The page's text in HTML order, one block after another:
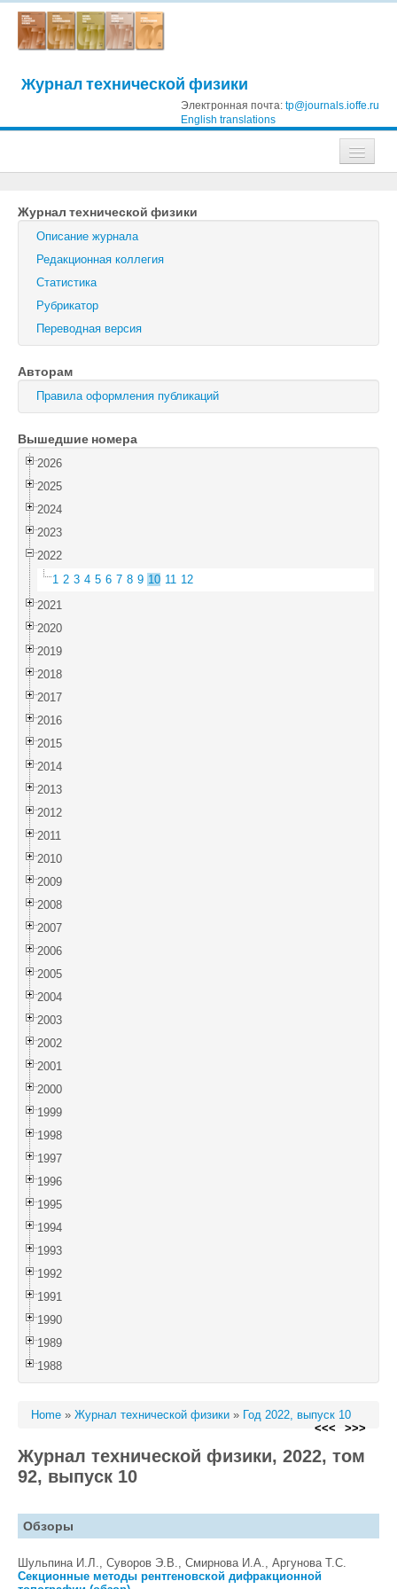
Журнал технической физики
Электронная почта: tp@journals.ioffe.ru
English translations
Журнал технической физики
Письма в Журнал технической физики
Физика твердого тела
Поиск
Журнал технической физики
Описание журнала
Редакционная коллегия
Статистика
Рубрикатор
Переводная версия
Авторам
Правила оформления публикаций
Вышедшие номера
2026
2025
2024
2023
2022
1 2 3 4 5 6 7 8 9 10 11 12
2021
2020
2019
2018
2017
2016
2015
2014
2013
2012
2011
2010
2009
2008
2007
2006
2005
2004
2003
2002
2001
2000
1999
1998
1997
1996
1995
1994
1993
1992
1991
1990
1989
1988
Home » Журнал технической физики » Год 2022, выпуск 10
<<<
>>>
Журнал технической физики, 2022, том
92, выпуск 10
Обзоры
Шульпина И.Л., Суворов Э.В., Смирнова И.А., Аргунова Т.С.
Cекционные методы рентгеновской дифракционной